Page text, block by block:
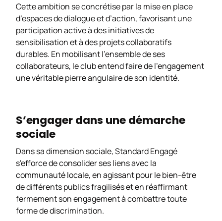
Cette ambition se concrétise par la mise en place
d’espaces de dialogue et d’action, favorisant une
participation active à des initiatives de
sensibilisation et à des projets collaboratifs
durables. En mobilisant l’ensemble de ses
collaborateurs, le club entend faire de l’engagement
une véritable pierre angulaire de son identité.
S’engager dans une démarche
sociale
Dans sa dimension sociale,Standard Engagé
s'efforce de consolider ses liens avec la
communauté locale, en agissant pour le bien-être
de différents publics fragilisés et en réaffirmant
fermement son engagement à combattre toute
forme de discrimination.